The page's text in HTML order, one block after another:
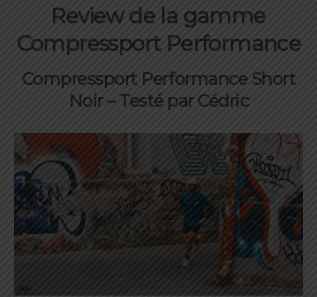
Review de la gamme
Compressport Performance
Compressport Performance Short
Noir – Testé par Cédric